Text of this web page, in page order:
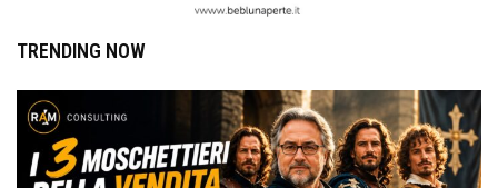
TRENDING NOW